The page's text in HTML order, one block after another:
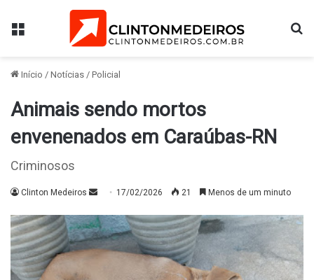
Menu
Início / Notícias / Policial
Animais sendo mortos
envenenados em Caraúbas-RN
Criminosos
Clinton Medeiros
Mande
e-
mail
17/02/2026 21 Menos de um minuto